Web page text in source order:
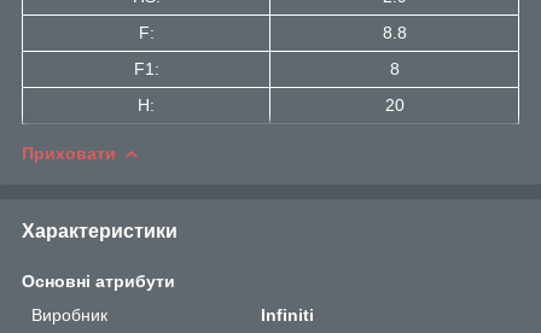
F:
8.8
F1:
8
H:
20
Приховати
Характеристики
Основні атрибути
Виробник
Infiniti